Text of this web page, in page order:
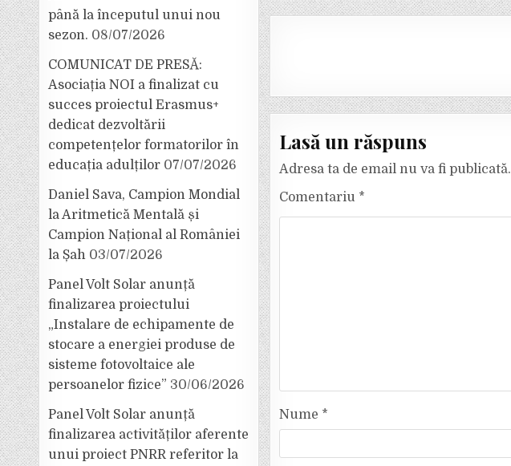
Lasă un răspuns
Adresa ta de email nu va fi publicată.
Comentariu *
Nume *
până la începutul unui nou
sezon. 08/07/2026
COMUNICAT DE PRESĂ:
Asociația NOI a finalizat cu
succes proiectul Erasmus+
dedicat dezvoltării
competențelor formatorilor în
educația adulților 07/07/2026
Daniel Sava, Campion Mondial
la Aritmetică Mentală și
Campion Național al României
la Șah 03/07/2026
Panel Volt Solar anunță
finalizarea proiectului
„Instalare de echipamente de
stocare a energiei produse de
sisteme fotovoltaice ale
persoanelor fizice” 30/06/2026
Panel Volt Solar anunță
finalizarea activităților aferente
unui proiect PNRR referitor la